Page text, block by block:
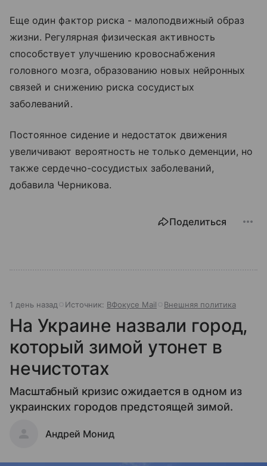
Еще один фактор риска - малоподвижный образ
жизни. Регулярная физическая активность
способствует улучшению кровоснабжения
головного мозга, образованию новых нейронных
связей и снижению риска сосудистых
заболеваний.
Постоянное сидение и недостаток движения
увеличивают вероятность не только деменции, но
также сердечно-сосудистых заболеваний,
добавила Черникова.
Поделиться
1 день назад Источник: ВФокусе Mail Внешняя политика
На Украине назвали город,
который зимой утонет в
нечистотах
Масштабный кризис ожидается в одном из
украинских городов предстоящей зимой.
Андрей Монид